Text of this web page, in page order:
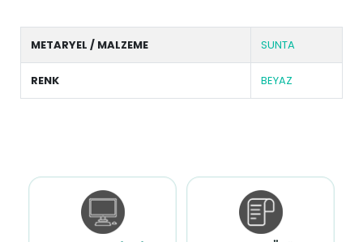
METARYEL / MALZEME SUNTA
RENK BEYAZ